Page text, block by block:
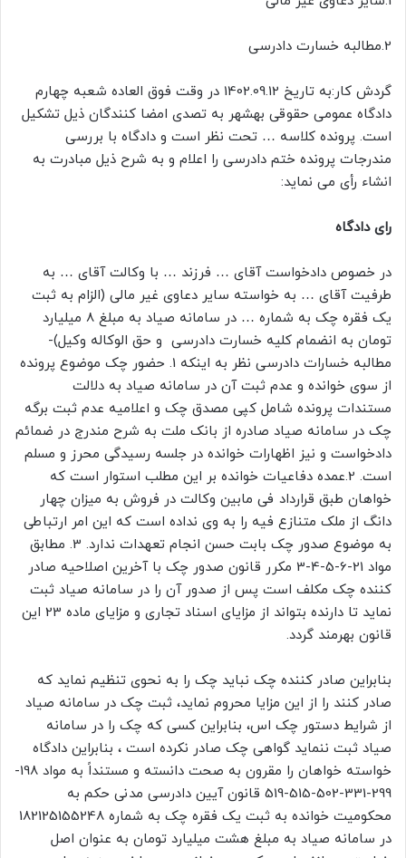
2.مطالبه خسارت دادرسی
گردش کار:به تاریخ 1402.09.12 در وقت فوق العاده شعبه چهارم
دادگاه عمومی حقوقی بهشهر به تصدی امضا کنندگان ذیل تشکیل
است. پرونده کلاسه … تحت نظر است و دادگاه با بررسی
مندرجات پرونده ختم دادرسی را اعلام و به شرح ذیل مبادرت به
انشاء رأی می نماید:
رای دادگاه
در خصوص دادخواست آقای … فرزند … با وکالت آقای … به
طرفیت آقای … به خواسته سایر دعاوی غیر مالی (الزام به ثبت
یک فقره چک به شماره … در سامانه صیاد به مبلغ 8 میلیارد
تومان به انضمام کلیه خسارت دادرسی و حق الوکاله وکیل)-
مطالبه خسارات دادرسی نظر به اینکه 1. حضور چک موضوع پرونده
از سوی خوانده و عدم ثبت آن در سامانه صیاد به دلالت
مستندات پرونده شامل کپی مصدق چک و اعلامیه عدم ثبت برگه
چک در سامانه صیاد صادره از بانک ملت به شرح مندرج در ضمائم
دادخواست و نیز اظهارات خوانده در جلسه رسیدگی محرز و مسلم
است. 2.عمده دفاعیات خوانده بر این مطلب استوار است که
خواهان طبق قرارداد فی مابین وکالت در فروش به میزان چهار
دانگ از ملک متنازع فیه را به وی نداده است که این امر ارتباطی
به موضوع صدور چک بابت حسن انجام تعهدات ندارد. 3. مطابق
مواد 21-6-5-4-3 مکرر قانون صدور چک با آخرین اصلاحیه صادر
کننده چک مکلف است پس از صدور آن را در سامانه صیاد ثبت
نماید تا دارنده بتواند از مزایای اسناد تجاری و مزایای ماده 23 این
قانون بهرمند گردد.
بنابراین صادر کننده چک نباید چک را به نحوی تنظیم نماید که
صادر کنند را از این مزایا محروم نماید، ثبت چک در سامانه صیاد
از شرایط دستور چک اس، بنابراین کسی که چک را در سامانه
صیاد ثبت ننماید گواهی چک صادر نکرده است ، بنابراین دادگاه
خواسته خواهان را مقرون به صحت دانسته و مستنداً به مواد 198-
299-331-502-515-519 قانون آیین دادرسی مدنی حکم به
محکومیت خوانده به ثبت یک فقره چک به شماره 182125155248
در سامانه صیاد به مبلغ هشت میلیارد تومان به عنوان اصل